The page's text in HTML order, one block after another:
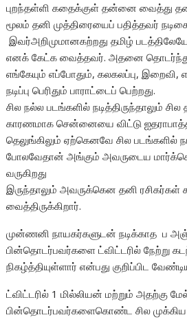
புறந்தள்ளி கதைக்குள் தன்னை வைத்து
மூலம் தனி முத்திரையைப் பதித்தவர்
இவர்அறிமுமானகற்றது தமிழ்
எனக் கேட்க வைத்தவர். அதனை தொடர்ந்து
எங்கேயும் எப்போதும், கலகலப்பு, இறைவி,
நடிப்பு பெரிதும் பாராட்டைப் பெற்றது.
சில நல்ல படங்களில் நடித்திருந்தாலும்
காரணமாக சென்னையை விட்டு
தெலுங்கிலும் ஏற்கெனவே சில படங்களில்
போலவேதான் அங்கும் அவருடைய
வருகிறது
இருந்தாலும் அவருக்கென தனி ரசிகர்கள்
வைத்திருக்கிறார்.
முன்ணனி நாயகர்களுடன் நடிக்காத ப
பின்தொடர்பவர்களை ட்விட்டரில் நேற்று
நிகழ்த்தியுள்ளார் என்பது குறிப்பிட
ட்விட்டரில் 1 மில்லியன் மற்றும் அதற்கு
பின்தொடர்பவர்களைகொண்ட சில முக்கிய